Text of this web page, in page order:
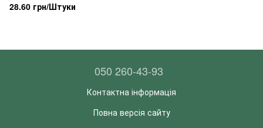
28.60 грн/Штуки
050 260-43-93
Контактна інформація
Повна версія сайту